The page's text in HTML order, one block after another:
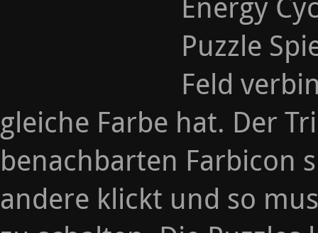
Puzzle
Feld
gleiche Farbe hat. Der
benachbarten Farbicon
andere klickt und so